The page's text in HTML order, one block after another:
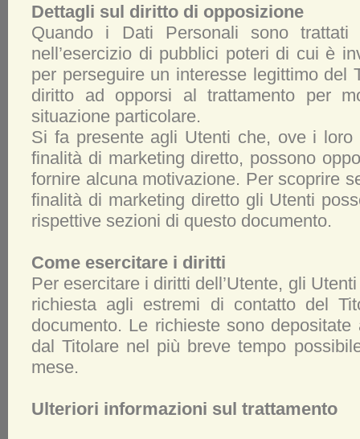
Dettagli sul diritto di opposizione
Quando i Dati Personali sono trattati
nell’esercizio di pubblici poteri di cui è
per perseguire un interesse legittimo del
diritto ad opporsi al trattamento per
situazione particolare.
Si fa presente agli Utenti che, ove i loro
finalità di marketing diretto, possono
fornire alcuna motivazione. Per scoprire
finalità di marketing diretto gli Utenti
rispettive sezioni di questo documento.
Come esercitare i diritti
Per esercitare i diritti dell’Utente, gli
richiesta agli estremi di contatto del
documento. Le richieste sono
dal Titolare nel più breve tempo
mese.
Ulteriori informazioni sul trattamento